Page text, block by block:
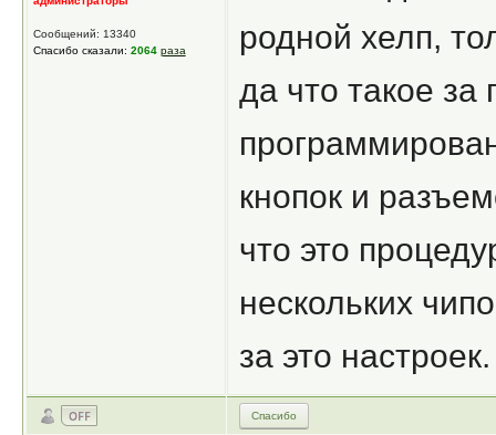
Сообщений: 13340
Спасибо сказали: 2064 раза
родной хелп,
да что такое
кнопок и
что это
нескольких
за это настроек.
Спасибо